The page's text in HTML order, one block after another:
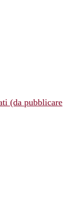
(da pubblicare